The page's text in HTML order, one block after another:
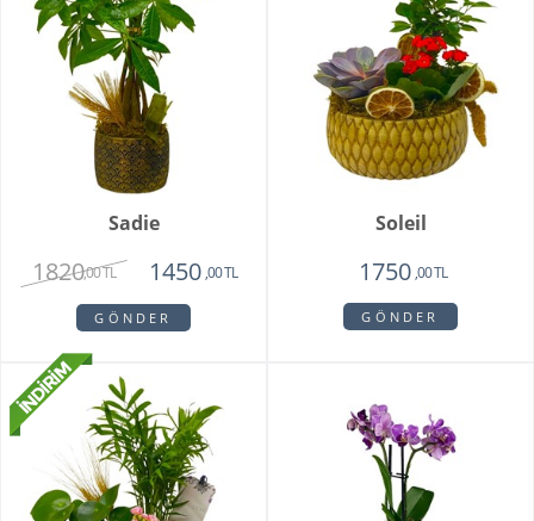
Sadie
1820,00 TL 1450 ,00 TL
GÖNDER
Soleil
1750 ,00 TL
GÖNDER